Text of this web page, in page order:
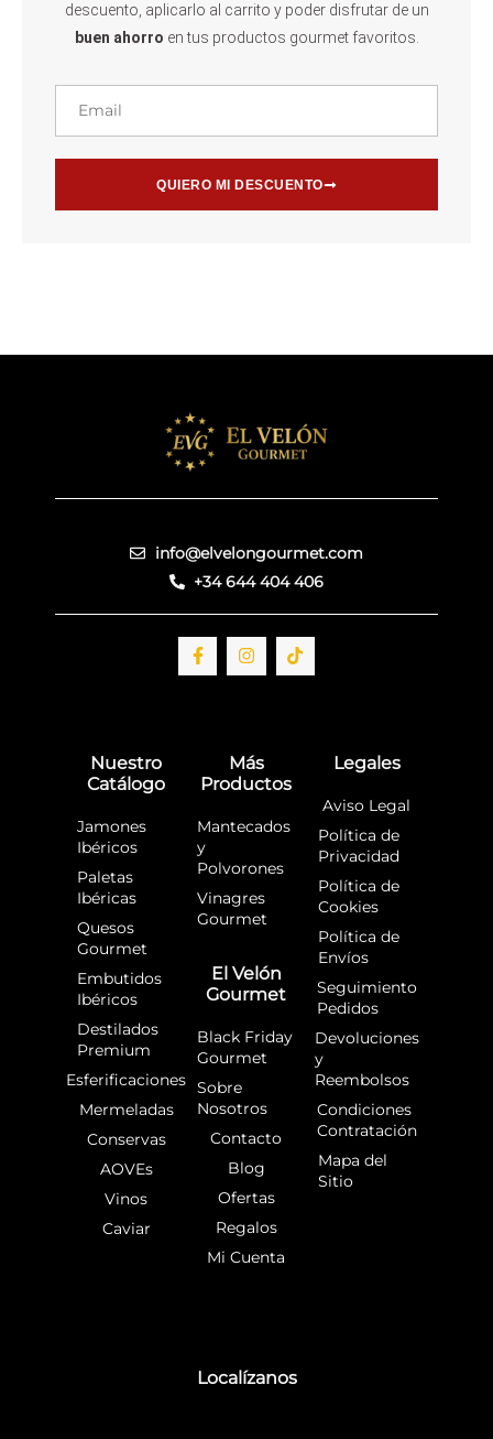
descuento, aplicarlo al carrito y poder disfrutar de un
buen ahorro en tus productos gourmet favoritos.
QUIERO MI DESCUENTO
info@elvelongourmet.com
+34 644 404 406
F
a
c
-
I
n
s
r
a
m
T
i
k
Nuestro
Catálogo
Jamones
Ibéricos
Paletas
Ibéricas
Quesos
Gourmet
Embutidos
Ibéricos
Destilados
Premium
Esferificaciones
Mermeladas
Conservas
AOVEs
Vinos
Caviar
Más
Productos
Mantecados
y
Polvorones
Vinagres
Gourmet
El Velón
Gourmet
Black Friday
Gourmet
Sobre
Nosotros
Contacto
Blog
Ofertas
Regalos
Mi Cuenta
Legales
Aviso Legal
Política de
Privacidad
Política de
Cookies
Política de
Envíos
Seguimiento
Pedidos
Devoluciones
y
Reembolsos
Condiciones
Contratación
Mapa del
Sitio
Localízanos